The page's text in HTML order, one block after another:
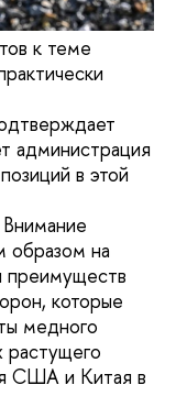
к теме
администрация
в этой
образом на
преимуществ
которые
медного
растущего
США и Китая в